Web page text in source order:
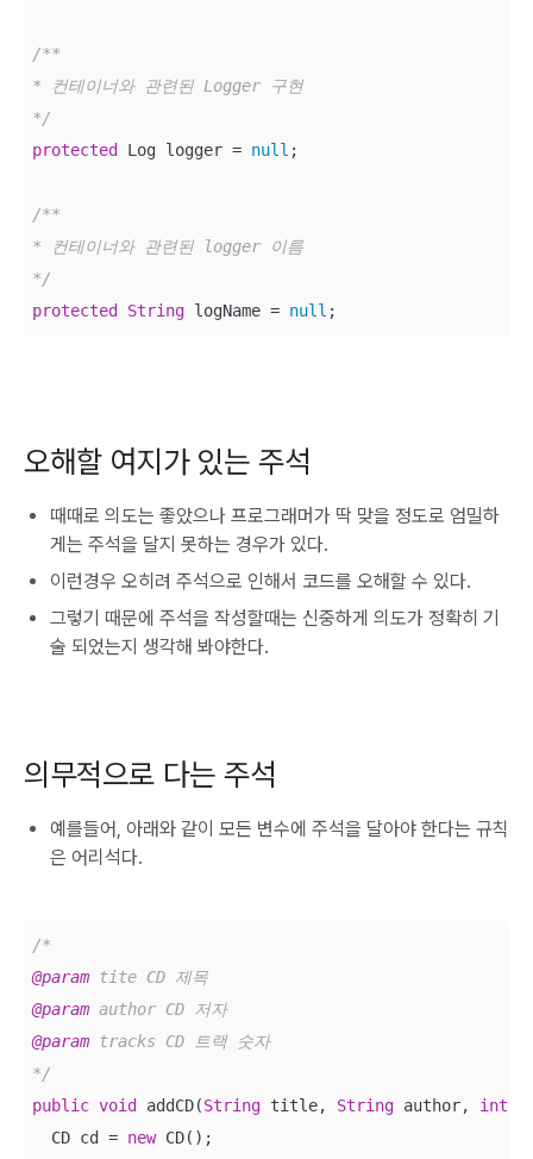
/**
* 컨테이너와 관련된 Logger 구현
*/
protected
Log logger = null ;
/**
* 컨테이너와 관련된 logger 이름
*/
protected
String logName = null ;
오해할 여지가 있는 주석
때때로 의도는 좋았으나 프로그래머가 딱 맞을 정도로 엄밀하
게는 주석을 달지 못하는 경우가 있다.
이런경우 오히려 주석으로 인해서 코드를 오해할 수 있다.
그렇기 때문에 주석을 작성할때는 신중하게 의도가 정확히 기
술 되었는지 생각해 봐야한다.
의무적으로 다는 주석
예를들어, 아래와 같이 모든 변수에 주석을 달아야 한다는 규칙
은 어리석다.
@param
@param
@param tracks CD 트랙 숫자
*/
public void addCD(String title, String author, int
  CD cd =
new CD();